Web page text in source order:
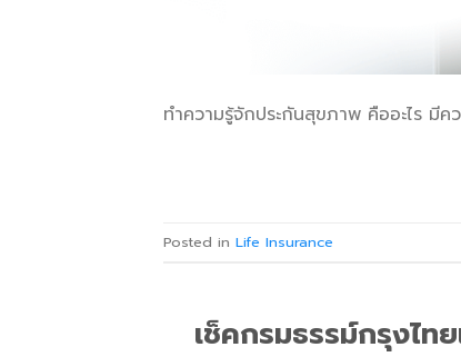
ทำความรู้จักประกันสุขภาพ คืออะไร มี
Posted in Life Insurance
เช็คกรมธรรม์กรุงไท